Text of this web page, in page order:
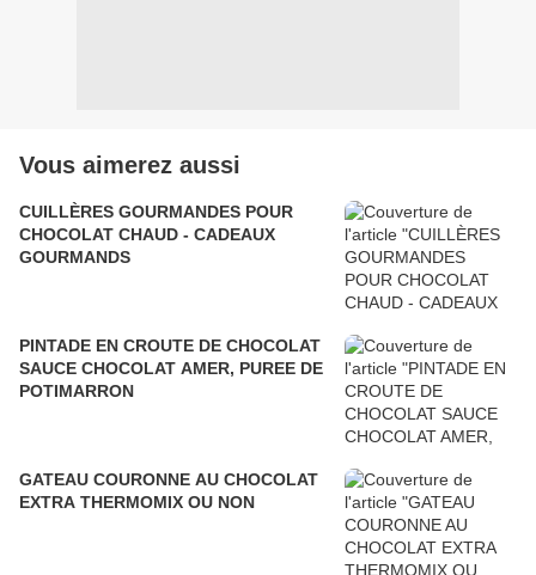
Vous aimerez aussi
CUILLÈRES GOURMANDES POUR
CHOCOLAT CHAUD - CADEAUX
GOURMANDS
PINTADE EN CROUTE DE CHOCOLAT
SAUCE CHOCOLAT AMER, PUREE DE
POTIMARRON
GATEAU COURONNE AU CHOCOLAT
EXTRA THERMOMIX OU NON